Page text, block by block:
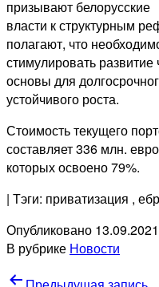
призывают белорусские
власти к структурным
полагают, что
стимулировать развитие
основы для
устойчивого роста.
Стоимость текущего
составляет 336 млн.
которых освоено 79%.
| Тэги: приватизация ,
Опубликовано 13.09.2021
В рубрике Новости